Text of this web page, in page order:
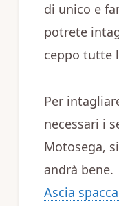
di unico e
potrete
ceppo tutte
Per
necessari i
Motosega,
andrà bene.
Ascia